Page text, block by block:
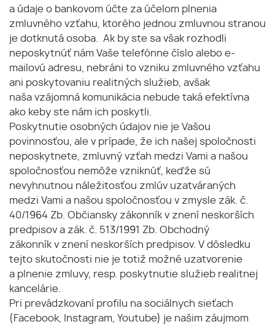
a údaje o bankovom účte za účelom plnenia
zmluvného vzťahu, ktorého jednou zmluvnou stranou
je dotknutá osoba. Ak by ste sa však rozhodli
neposkytnúť nám Vaše telefónne číslo alebo e-
mailovú adresu, nebráni to vzniku zmluvného vzťahu
ani poskytovaniu realitných služieb, avšak
naša vzájomná komunikácia nebude taká efektívna
ako keby ste nám ich poskytli.
Poskytnutie osobných údajov nie je Vašou
povinnosťou, ale v prípade, že ich našej spoločnosti
neposkytnete, zmluvný vzťah medzi Vami a našou
spoločnosťou nemôže vzniknúť, keďže sú
nevyhnutnou náležitosťou zmlúv uzatváraných
medzi Vami a našou spoločnosťou v zmysle zák. č.
40/1964 Zb. Občiansky zákonník v znení neskorších
predpisov a zák. č. 513/1991 Zb. Obchodný
zákonník v znení neskorších predpisov. V dôsledku
tejto skutočnosti nie je totiž možné uzatvorenie
a plnenie zmluvy, resp. poskytnutie služieb realitnej
kancelárie.
Pri prevádzkovaní profilu na sociálnych sieťach
(Facebook, Instagram, Youtube) je našim záujmom